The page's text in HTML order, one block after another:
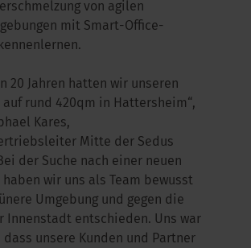
von agilen
mit Smart-Office-
20 Jahren hatten wir unseren
auf rund 420qm in Hattersheim“,
Kares,
Mitte der Sedus
der Suche nach einer neuen
haben wir uns als Team bewusst
Umgebung und gegen die
Innenstadt entschieden. Uns war
dass unsere Kunden und Partner